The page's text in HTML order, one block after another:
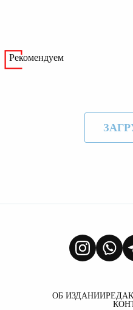
Рекомендуем
ОБ ИЗДАНИИ